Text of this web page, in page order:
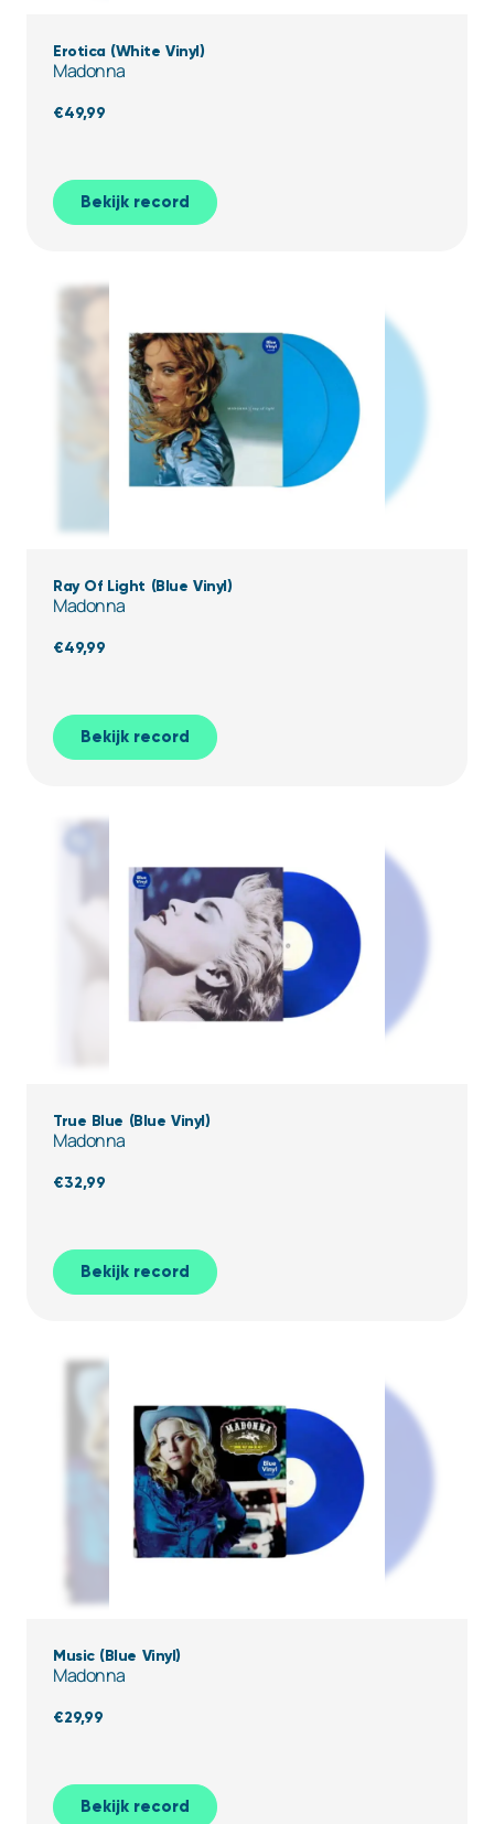
Erotica (White Vinyl)
Madonna
€49,99
Bekijk record
Ray Of Light (Blue Vinyl)
Madonna
€49,99
Bekijk record
True Blue (Blue Vinyl)
Madonna
€32,99
Bekijk record
Music (Blue Vinyl)
Madonna
€29,99
Bekijk record